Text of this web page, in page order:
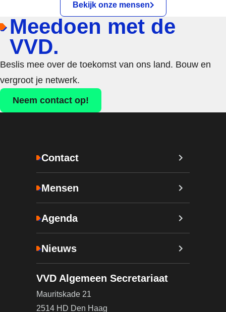
Bekijk onze mensen
Meedoen met de
VVD.
Beslis mee over de toekomst van ons land. Bouw en
vergroot je netwerk.
Neem contact op!
Contact
Mensen
Agenda
Nieuws
VVD Algemeen Secretariaat
Mauritskade 21
2514 HD Den Haag